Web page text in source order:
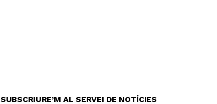
SUBSCRIURE’M AL SERVEI DE NOTÍCIES